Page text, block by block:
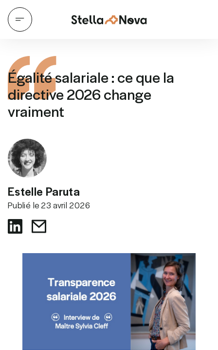
Égalité salariale : ce que la
directive 2026 change
vraiment
Estelle Paruta
Publié le 23 avril 2026